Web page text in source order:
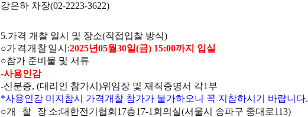
강은하 차장(02-2223-3622)
5.가격 개찰 일시 및 장소(직접입찰 방식)
○가격개찰일시 :2025년05월30일(금) 15:00까지 입실
○참가 준비물 및 서류
-사용인감
-신분증, (대리인 참가시)위임장 및 재직증명서 각1 부
*사용인감 미지참시 가격개찰 참가가 불가하오니 꼭 지참하시기 바랍니다.
○개 찰 장 소:대한전기협회 17층17-1 회의실(서울시 송파구 중대로113)